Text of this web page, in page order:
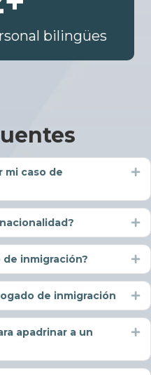
bilingües
mi caso de
inmigración?
de inmigración
apadrinar a un